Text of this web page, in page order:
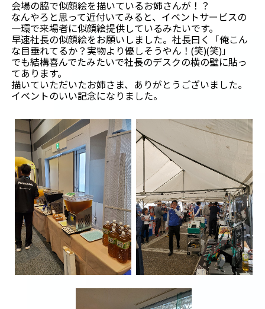
会場の脇で似顔絵を描いているお姉さんが！？
なんやろと思って近付いてみると、イベントサービスの
一環で来場者に似顔絵提供しているみたいです。
早速社長の似顔絵をお願いしました。社長曰く「俺こん
な目垂れてるか？実物より優しそうやん！(笑)(笑)」
でも結構喜んでたみたいで社長のデスクの横の壁に貼っ
てあります。
描いていただいたお姉さま、ありがとうございました。
イベントのいい記念になりました。